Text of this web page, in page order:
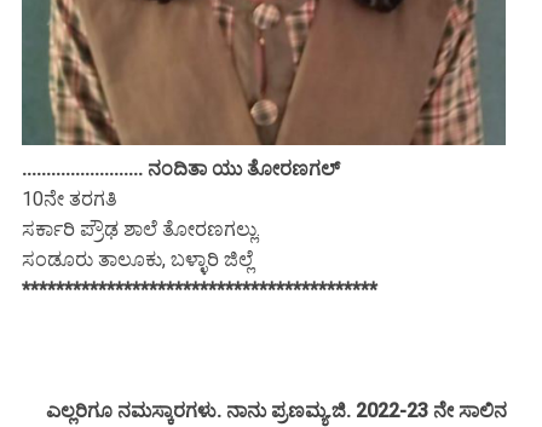
......................... ನಂದಿತಾ ಯು ತೋರಣಗಲ್
10ನೇ ತರಗತಿ
ಸರ್ಕಾರಿ ಪ್ರೌಢ ಶಾಲೆ ತೋರಣಗಲ್ಲು.
ಸಂಡೂರು ತಾಲೂಕು, ಬಳ್ಳಾರಿ ಜಿಲ್ಲೆ
******************************************
ಎಲ್ಲರಿಗೂ ನಮಸ್ಕಾರಗಳು. ನಾನು ಪ್ರಣಮ್ಯ.ಜಿ. 2022-23 ನೇ ಸಾಲಿನ